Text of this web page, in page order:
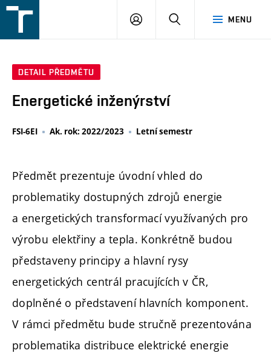
v
MENU
PŘIHLÁŠENÍ
DETAIL PŘEDMĚTU
Energetické inženýrství
FSI-6EI Ak. rok: 2022/2023 Letní semestr
Předmět prezentuje úvodní vhled do
problematiky dostupných zdrojů energie
a energetických transformací využívaných pro
výrobu elektřiny a tepla. Konkrétně budou
představeny principy a hlavní rysy
energetických centrál pracujících v ČR,
doplněné o představení hlavních komponent.
V rámci předmětu bude stručně prezentována
problematika distribuce elektrické energie